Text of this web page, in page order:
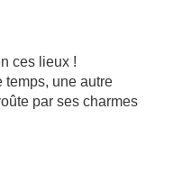
ces lieux !
temps, une autre
par ses charmes